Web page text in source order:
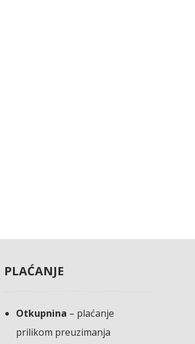
PLAĆANJE
Otkupnina – plaćanje
prilikom preuzimanja